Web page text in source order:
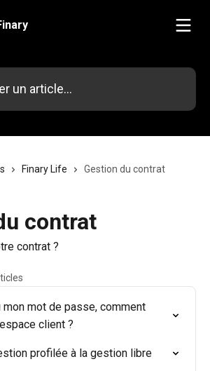
Finary Life Gestion du contrat
contrat
contrat ?
mon mot de passe, comment
client ?
profilée à la gestion libre